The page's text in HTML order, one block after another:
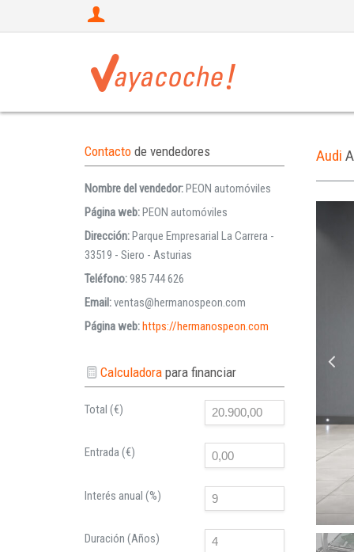
Audi
Contacto de vendedores
Nombre del vendedor:PEON automóviles
Página web:PEON automóviles
Dirección:Parque Empresarial La Carrera -
33519 - Siero - Asturias
Teléfono:985 744 626
Email:ventas@hermanospeon.com
Página web:https://hermanospeon.com
Calculadorapara financiar
Total (€)
Entrada (€)
Interés anual (%)
Duración (Años)